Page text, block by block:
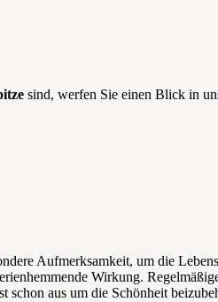
sind, werfen Sie einen Blick in
Aufmerksamkeit, um die
Wirkung.
schon aus um die Schönheit